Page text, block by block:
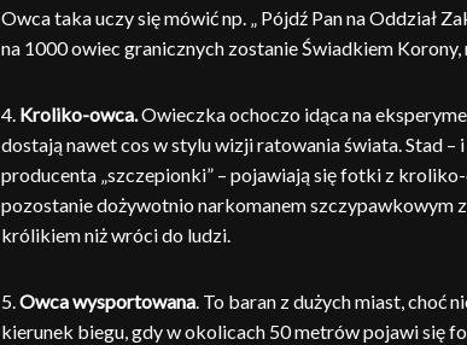
Owca taka uczy się mówić np. „ Pójdź Pan na Oddział
na 1000 owiec granicznych zostanie Świadkiem
4. Kroliko-owca.Owieczka ochoczo idąca na
dostają nawet cos w stylu wizji ratowania świata. Stad
producenta „szczepionki” – pojawiają się fotki z
pozostanie dożywotnio narkomanem szczypawkowym
królikiem niż wróci do ludzi.
5.Owca wysportowana. To baran z dużych miast, choć
kierunek biegu, gdy w okolicach 50 metrów pojawi się